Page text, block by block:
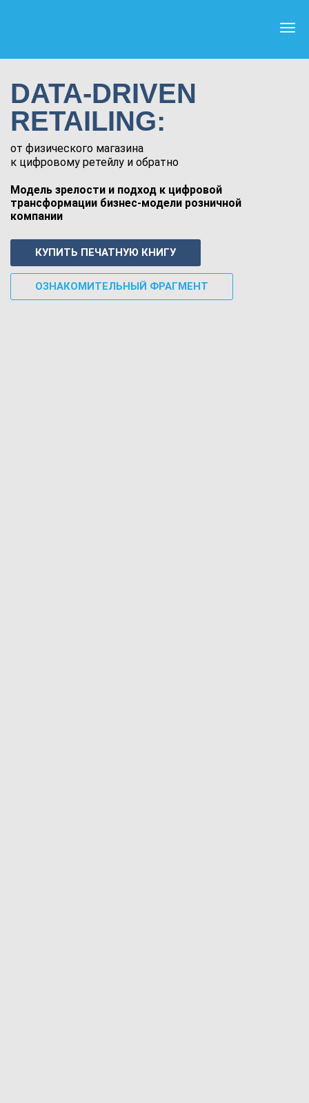
DATA-DRIVEN
RETAILING:
от физического магазина
к цифровому ретейлу и обратно
Модель зрелости и подход к цифровой
трансформации бизнес-модели розничной
компании
КУПИТЬ ПЕЧАТНУЮ КНИГУ
ОЗНАКОМИТЕЛЬНЫЙ ФРАГМЕНТ